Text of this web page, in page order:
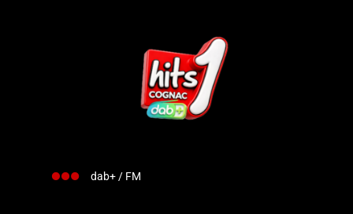
dab+ / FM